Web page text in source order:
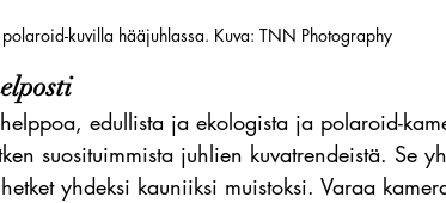
kuvilla hääjuhlassa. Kuva: TNN Photography
edullista ja ekologista ja polaroid-
suosituimmista juhlien kuvatrendeistä. Se
yhdeksi kauniiksi muistoksi. Varaa